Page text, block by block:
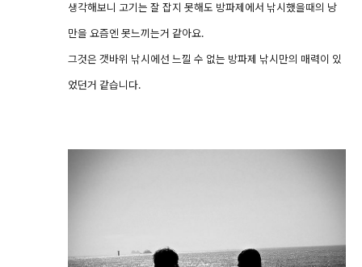
생각해보니 고기는 잘 잡지 못해도 방파제에서 낚시했을때의 낭
만을 요즘엔 못느끼는거 같아요.
그것은 갯바위 낚시에선 느낄 수 없는 방파제 낚시만의 매력이 있
었던거 같습니다.